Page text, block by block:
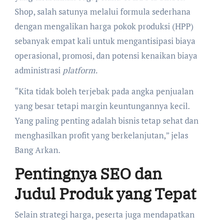
Shop, salah satunya melalui formula sederhana
dengan mengalikan harga pokok produksi (HPP)
sebanyak empat kali untuk mengantisipasi biaya
operasional, promosi, dan potensi kenaikan biaya
administrasi platform.
“Kita tidak boleh terjebak pada angka penjualan
yang besar tetapi margin keuntungannya kecil.
Yang paling penting adalah bisnis tetap sehat dan
menghasilkan profit yang berkelanjutan,” jelas
Bang Arkan.
Pentingnya SEO dan
Judul Produk yang Tepat
Selain strategi harga, peserta juga mendapatkan